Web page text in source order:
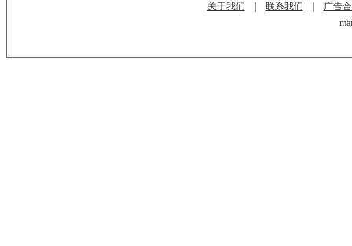
关于我们
联系我们
广告